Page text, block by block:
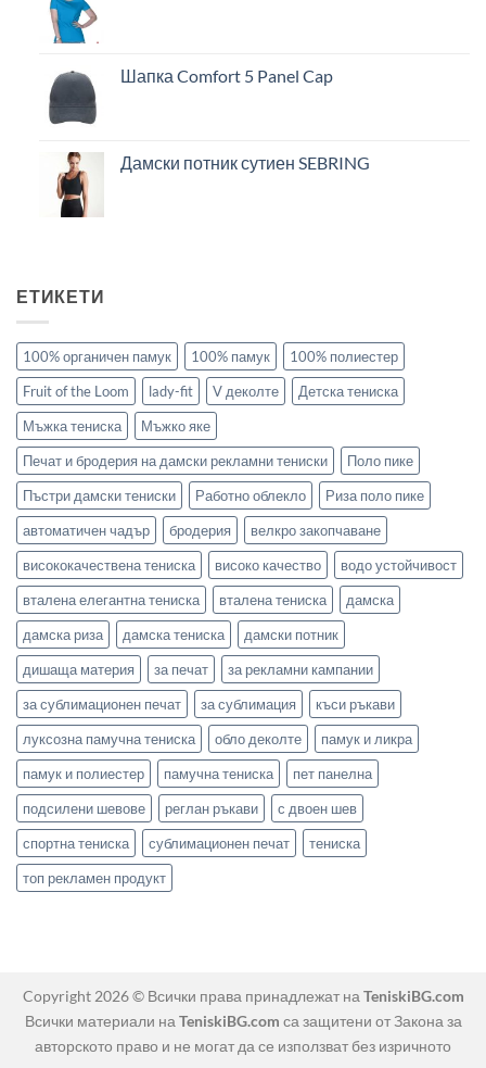
Шапка Comfort 5 Panel Cap
Дамски потник сутиен SEBRING
ЕТИКЕТИ
100% органичен памук 100% памук
100% полиестер
Fruit of the Loom
lady-fit V деколте
Детска тениска
Мъжка тениска
Мъжко яке
Печат и бродерия на дамски рекламни тениски
Поло пике
Пъстри дамски тениски
Работно облекло
Риза поло пике
автоматичен чадър
бродерия
велкро закопчаване
висококачествена тениска
високо качество
водо устойчивост
вталена елегантна тениска
вталена тениска
дамска
дамска риза
дамска тениска
дамски потник
дишаща материя
за печат
за рекламни кампании
за сублимационен печат
за сублимация
къси ръкави
луксозна памучна тениска
обло деколте
памук и ликра
памук и полиестер
памучна тениска
пет панелна
подсилени шевове
реглан ръкави
с двоен шев
спортна тениска
сублимационен печат
тениска
топ рекламен продукт
Copyright 2026 © Всички права принадлежат на TeniskiBG.com
Всички материали на TeniskiBG.com са защитени от Закона за
авторското право и не могат да се използват без изричното